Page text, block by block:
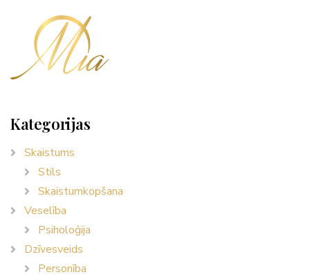
Kategorijas
Skaistums
Stils
Skaistumkopšana
Veselība
Psiholoģija
Dzīvesveids
Personība